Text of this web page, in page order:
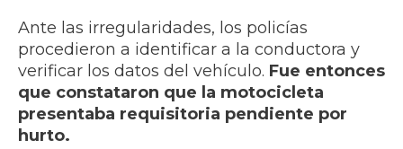
Ante las irregularidades, los policías
procedieron a identificar a la conductora y
verificar los datos del vehículo. Fue entonces
que constataron que la motocicleta
presentaba requisitoria pendiente por
hurto.